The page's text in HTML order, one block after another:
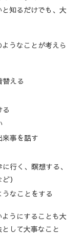
知るだけでも、大
うなことが考えら
える
事を話す
行く、瞑想する、
）
なことをする
うにすることも大
して大事なこと